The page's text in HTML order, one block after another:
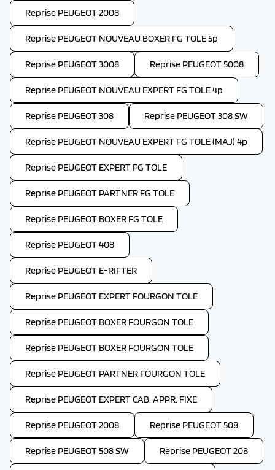
Reprise PEUGEOT 2008
Reprise PEUGEOT NOUVEAU BOXER FG TOLE 5p
Reprise PEUGEOT 3008 Reprise PEUGEOT 5008
Reprise PEUGEOT NOUVEAU EXPERT FG TOLE 4p
Reprise PEUGEOT 308 Reprise PEUGEOT 308 SW
Reprise PEUGEOT NOUVEAU EXPERT FG TOLE (MAJ) 4p
Reprise PEUGEOT EXPERT FG TOLE
Reprise PEUGEOT PARTNER FG TOLE
Reprise PEUGEOT BOXER FG TOLE
Reprise PEUGEOT 408
Reprise PEUGEOT E-RIFTER
Reprise PEUGEOT EXPERT FOURGON TOLE
Reprise PEUGEOT BOXER FOURGON TOLE
Reprise PEUGEOT BOXER FOURGON TOLE
Reprise PEUGEOT PARTNER FOURGON TOLE
Reprise PEUGEOT EXPERT CAB. APPR. FIXE
Reprise PEUGEOT 2008 Reprise PEUGEOT 508
Reprise PEUGEOT 508 SW Reprise PEUGEOT 208